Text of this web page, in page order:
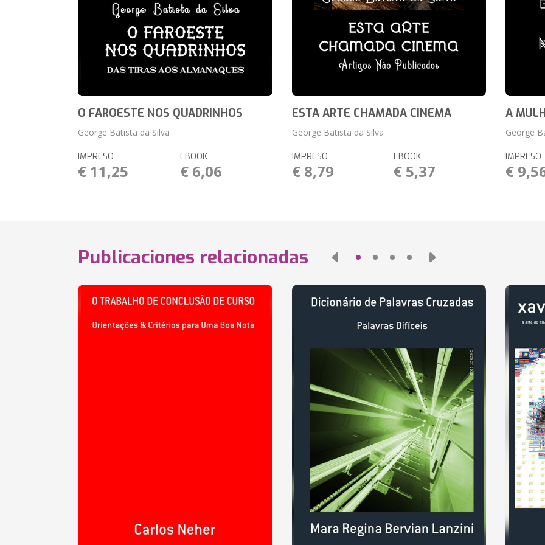
O FAROESTE NOS QUADRINHOS
George Batista da Silva
IMPRESO
€ 11,25
EBOOK
€ 6,06
ESTA ARTE CHAMADA CINEMA
George Batista da Silva
IMPRESO
€ 8,79
EBOOK
€ 5,37
A
George
IMPRESO
€
Publicaciones relacionadas